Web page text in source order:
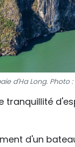
d'Ha Long. Photo :
tranquillité
d'un